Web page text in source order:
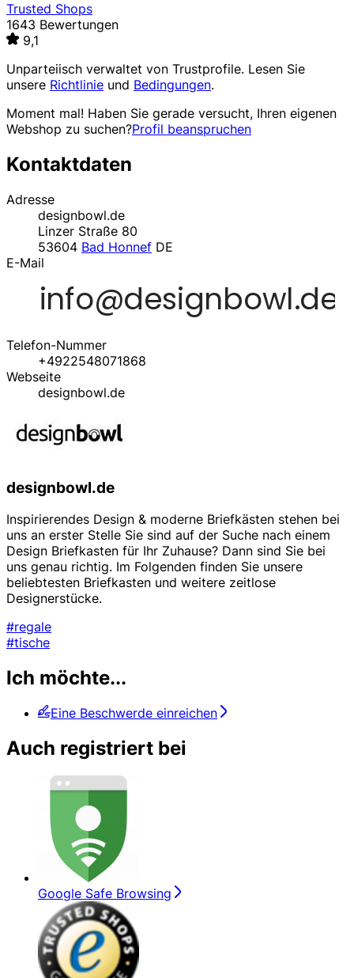
Trusted Shops
1643 Bewertungen
9,1
Unparteiisch verwaltet von Trustprofile. Lesen Sie
unsere Richtlinie und Bedingungen.
Moment mal! Haben Sie gerade versucht, Ihren eigenen
Webshop zu suchen?Profil beanspruchen
Kontaktdaten
Adresse
designbowl.de
Linzer Straße 80
53604 Bad Honnef DE
E-Mail
Telefon-Nummer
+4922548071868
Webseite
designbowl.de
designbowl.de
Inspirierendes Design & moderne Briefkästen stehen bei
uns an erster Stelle Sie sind auf der Suche nach einem
Design Briefkasten für Ihr Zuhause? Dann sind Sie bei
uns genau richtig. Im Folgenden finden Sie unsere
beliebtesten Briefkasten und weitere zeitlose
Designerstücke.
#regale
#tische
Ich möchte...
Eine Beschwerde einreichen
Auch registriert bei
Google Safe Browsing